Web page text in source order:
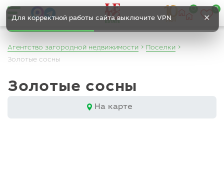
Для корректной работы сайта выключите VPN ✕
0
Агентство загородной недвижимости
Поселки
Золотые сосны
Золотые сосны
На карте